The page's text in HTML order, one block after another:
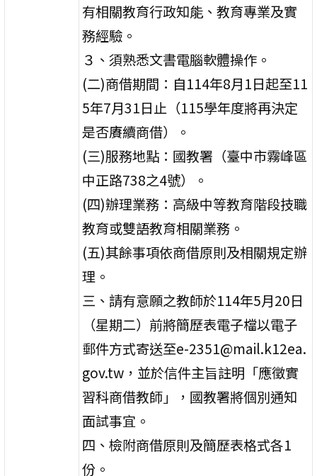
有相關教育行政知能、教育專業及實
務經驗。
３、須熟悉文書電腦軟體操作。
(二)商借期間：自114年8月1日起至11
5年7月31日止（115學年度將再決定
是否賡續商借）。
(三)服務地點：國教署（臺中市霧峰區
中正路738之4號）。
(四)辦理業務：高級中等教育階段技職
教育或雙語教育相關業務。
(五)其餘事項依商借原則及相關規定辦
理。
三、請有意願之教師於114年5月20日
（星期二）前將簡歷表電子檔以電子
郵件方式寄送至e-2351@mail.k12ea.
gov.tw，並於信件主旨註明「應徵實
習科商借教師」，國教署將個別通知
面試事宜。
四、檢附商借原則及簡歷表格式各1
份。